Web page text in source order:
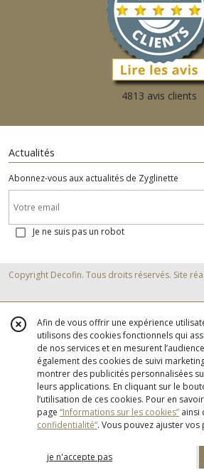
4813 avis clients
Actualités
Abonnez-vous aux actualités de Zyglinette
Je ne suis pas un robot
Copyright Decofin. Tous droits réservés. Site
Afin de vous offrir une expérience
utilisons des cookies fonctionnels qui
de nos services et en mesurent
également des cookies de suivi
montrer des publicités personnalisées
leurs applications. En cliquant sur le
l’utilisation de ces cookies. Pour en
page “Informations sur les cookies” ainsi
confidentialité“. Vous pouvez ajuster vos
je n'accepte pas